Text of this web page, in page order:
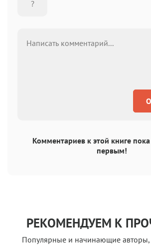
Комментариев к этой книге пока
первым!
РЕКОМЕНДУЕМ К
Популярные и начинающие